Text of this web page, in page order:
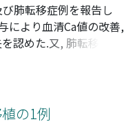
柳川, 真;栃木, 宏水;川
Hideaki;
;YANAGAWA,
肺転移症例を報告し
により血清Ca値の改善,
認めた.又, 肺転移は消
症例に対し
の1例